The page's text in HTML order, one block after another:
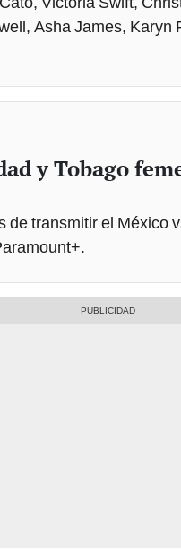
Asha James, Karyn
y Tobago
de transmitir el México